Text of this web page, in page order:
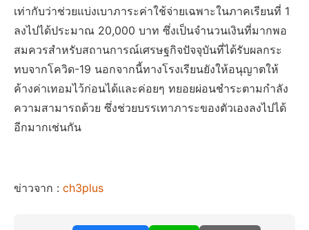
เท่ากับว่าช่วยแบ่งเบาภาระค่าใช้จ่ายเฉพาะในภาคเรียนที่ 1
ลงไปได้ประมาณ 20,000 บาท ซึ่งเป็นจำนวนเงินที่มากพอ
สมควรสำหรับสถานการณ์เศรษฐกิจปัจจุบันที่ได้รับผลกระ
ทบจากโควิด-19 นอกจากนี้ทางโรงเรียนยังให้อนุญาตให้
ค้างค่าเทอมไว้ก่อนได้และค่อยๆ ทยอยผ่อนชำระตามกำลัง
ความสามารถด้วย ซึ่งช่วยบรรเทาภาระของตัวเองลงไปได้
อีกมากเช่นกัน
ข่าวจาก : ch3plus